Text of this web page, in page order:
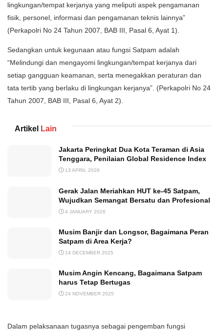
lingkungan/tempat kerjanya yang meliputi aspek pengamanan
fisik, personel, informasi dan pengamanan teknis lainnya”
(Perkapolri No 24 Tahun 2007, BAB III, Pasal 6, Ayat 1).
Sedangkan untuk kegunaan atau fungsi Satpam adalah
“Melindungi dan mengayomi lingkungan/tempat kerjanya dari
setiap gangguan keamanan, serta menegakkan peraturan dan
tata tertib yang berlaku di lingkungan kerjanya”. (Perkapolri No 24
Tahun 2007, BAB III, Pasal 6, Ayat 2).
Artikel Lain
Jakarta Peringkat Dua Kota Teraman di Asia
Tenggara, Penilaian Global Residence Index
13 APRIL 2026
Gerak Jalan Meriahkan HUT ke-45 Satpam,
Wujudkan Semangat Bersatu dan Profesional
4 JANUARY 2026
Musim Banjir dan Longsor, Bagaimana Peran
Satpam di Area Kerja?
14 DECEMBER 2025
Musim Angin Kencang, Bagaimana Satpam
harus Tetap Bertugas
24 NOVEMBER 2025
Dalam pelaksanaan tugasnya sebagai pengemban fungsi